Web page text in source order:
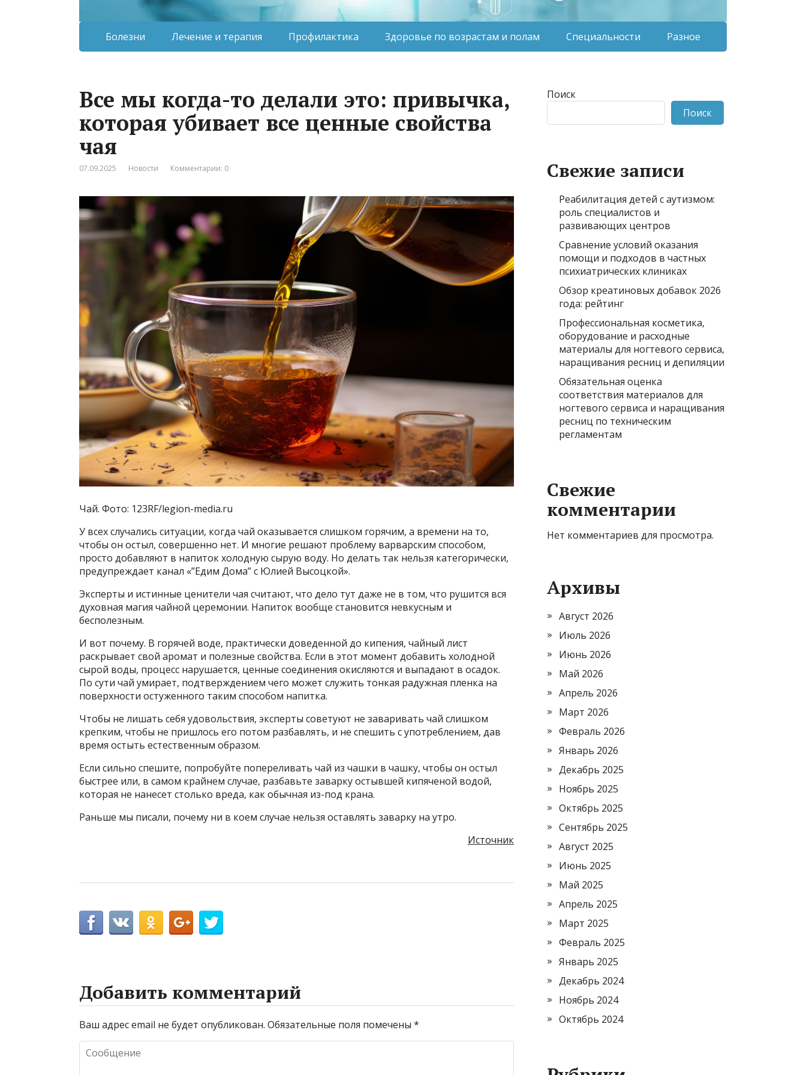
Болезни Лечение и терапия Профилактика Здоровье по возрастам и полам Специальности Разное
Все мы когда-то делали это: привычка,
которая убивает все ценные свойства
чая
07.09.2025 Новости Комментарии: 0
Чай. Фото: 123RF/legion-media.ru
У всех случались ситуации, когда чай оказывается слишком горячим, а времени на то,
чтобы он остыл, совершенно нет. И многие решают проблему варварским способом,
просто добавляют в напиток холодную сырую воду. Но делать так нельзя категорически,
предупреждает канал «”Едим Дома” с Юлией Высоцкой».
Эксперты и истинные ценители чая считают, что дело тут даже не в том, что рушится вся
духовная магия чайной церемонии. Напиток вообще становится невкусным и
бесполезным.
И вот почему. В горячей воде, практически доведенной до кипения, чайный лист
раскрывает свой аромат и полезные свойства. Если в этот момент добавить холодной
сырой воды, процесс нарушается, ценные соединения окисляются и выпадают в осадок.
По сути чай умирает, подтверждением чего может служить тонкая радужная пленка на
поверхности остуженного таким способом напитка.
Чтобы не лишать себя удовольствия, эксперты советуют не заваривать чай слишком
крепким, чтобы не пришлось его потом разбавлять, и не спешить с употреблением, дав
время остыть естественным образом.
Если сильно спешите, попробуйте попереливать чай из чашки в чашку, чтобы он остыл
быстрее или, в самом крайнем случае, разбавьте заварку остывшей кипяченой водой,
которая не нанесет столько вреда, как обычная из-под крана.
Раньше мы писали, почему ни в коем случае нельзя оставлять заварку на утро.
Источник
Добавить комментарий
Ваш адрес email не будет опубликован. Обязательные поля помечены *
Поиск
Поиск
Свежие записи
Реабилитация детей с аутизмом:
роль специалистов и
развивающих центров
Сравнение условий оказания
помощи и подходов в частных
психиатрических клиниках
Обзор креатиновых добавок 2026
года: рейтинг
Профессиональная косметика,
оборудование и расходные
материалы для ногтевого сервиса,
наращивания ресниц и депиляции
Обязательная оценка
соответствия материалов для
ногтевого сервиса и наращивания
ресниц по техническим
регламентам
Свежие
комментарии
Нет комментариев для просмотра.
Архивы
Август 2026
Июль 2026
Июнь 2026
Май 2026
Апрель 2026
Март 2026
Февраль 2026
Январь 2026
Декабрь 2025
Ноябрь 2025
Октябрь 2025
Сентябрь 2025
Август 2025
Июнь 2025
Май 2025
Апрель 2025
Март 2025
Февраль 2025
Январь 2025
Декабрь 2024
Ноябрь 2024
Октябрь 2024